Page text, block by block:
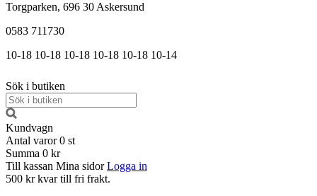
Torgparken, 696 30 Askersund
0583 711730
10-18 10-18 10-18 10-18 10-18 10-14
Sök i butiken
Kundvagn
Antal varor 0 st
Summa 0 kr
Till kassan Mina sidor Logga in
500 kr kvar till fri frakt.